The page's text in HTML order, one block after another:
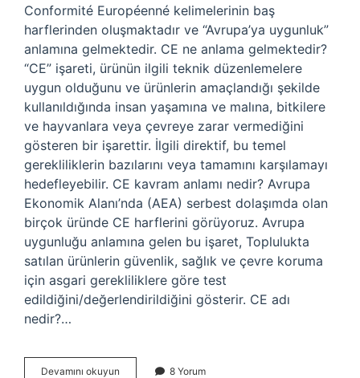
Conformité Européenné kelimelerinin baş
harflerinden oluşmaktadır ve “Avrupa’ya uygunluk”
anlamına gelmektedir. CE ne anlama gelmektedir?
“CE” işareti, ürünün ilgili teknik düzenlemelere
uygun olduğunu ve ürünlerin amaçlandığı şekilde
kullanıldığında insan yaşamına ve malına, bitkilere
ve hayvanlara veya çevreye zarar vermediğini
gösteren bir işarettir. İlgili direktif, bu temel
gerekliliklerin bazılarını veya tamamını karşılamayı
hedefleyebilir. CE kavram anlamı nedir? Avrupa
Ekonomik Alanı’nda (AEA) serbest dolaşımda olan
birçok üründe CE harflerini görüyoruz. Avrupa
uygunluğu anlamına gelen bu işaret, Toplulukta
satılan ürünlerin güvenlik, sağlık ve çevre koruma
için asgari gerekliliklere göre test
edildiğini/değerlendirildiğini gösterir. CE adı
nedir?…
Devamını okuyun 8 Yorum